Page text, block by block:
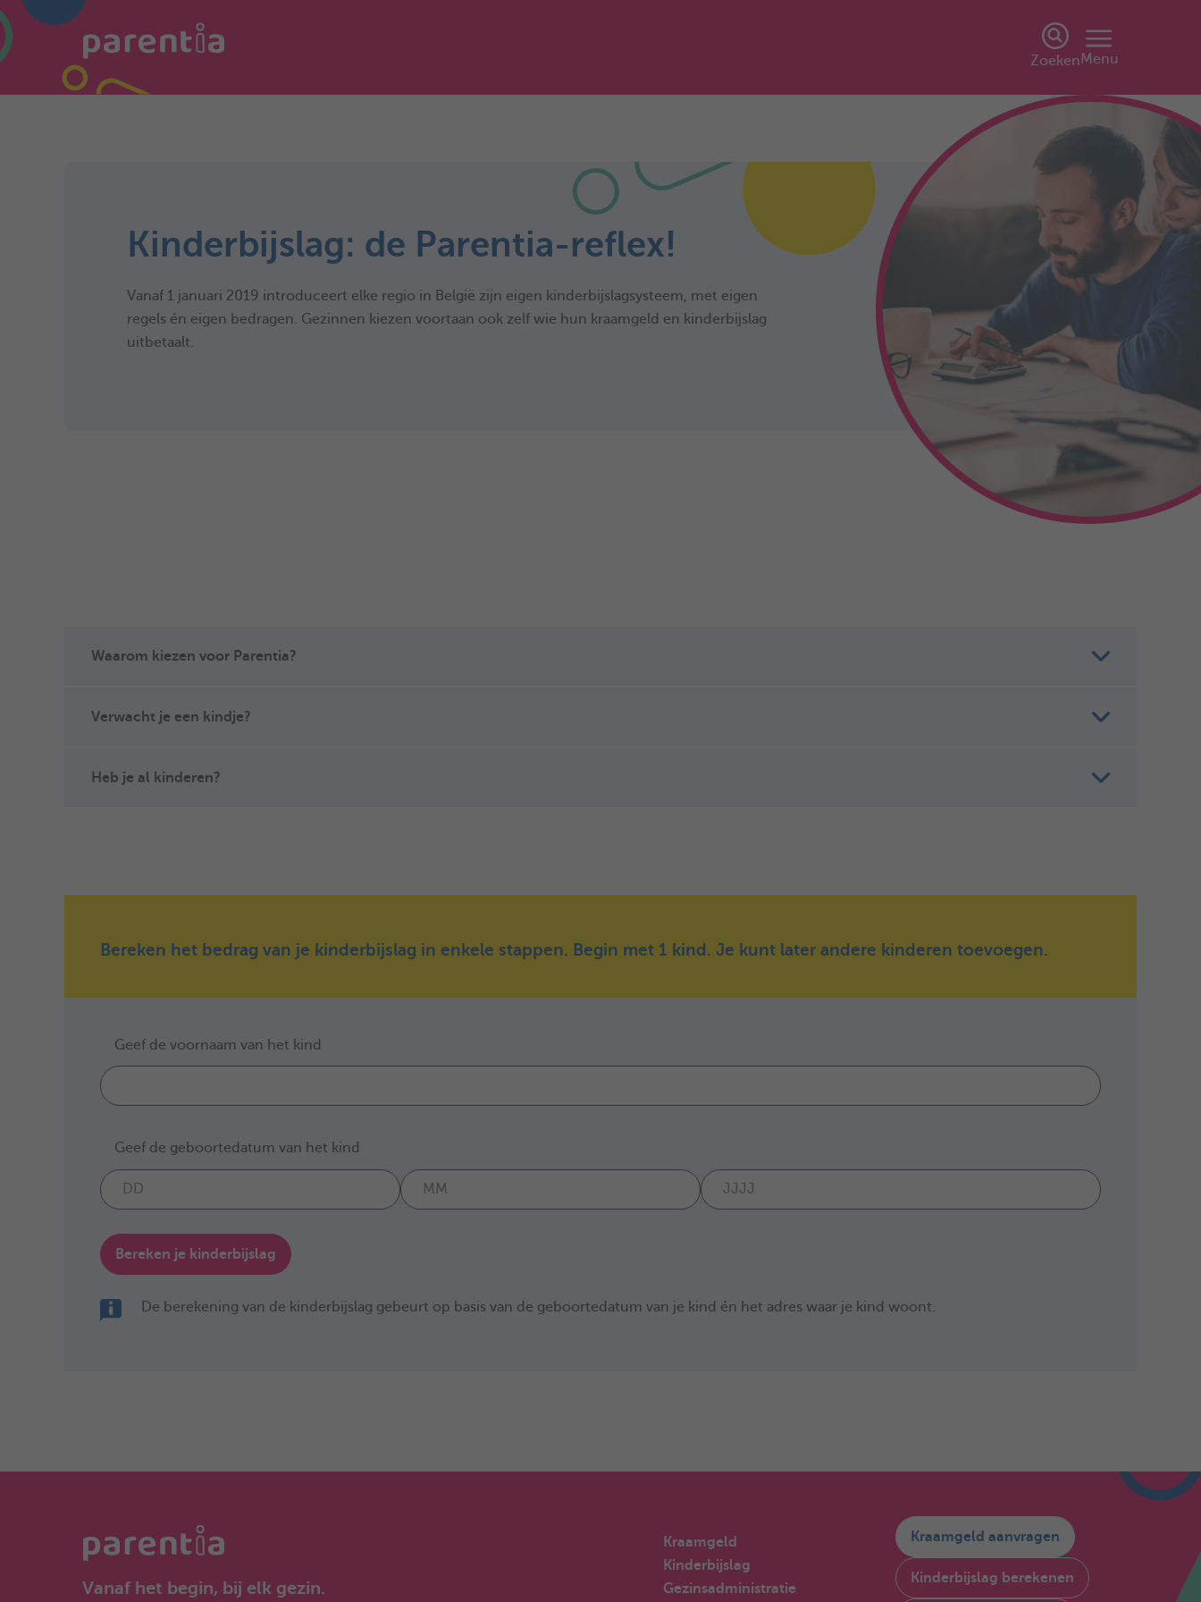
ZoekenMenu
Kinderbijslag: de Parentia-reflex!
Vanaf 1 januari 2019 introduceert elke regio in België zijn eigen kinderbijslagsysteem, met eigen
regels én eigen bedragen. Gezinnen kiezen voortaan ook zelf wie hun kraamgeld en kinderbijslag
uitbetaalt.
Waarom kiezen voor Parentia?
Verwacht je een kindje?
Heb je al kinderen?
Bereken het bedrag van je kinderbijslag in enkele stappen. Begin met 1 kind. Je kunt later andere kinderen toevoegen.
Geef de voornaam van het kind
Geef de geboortedatum van het kind
Bereken je kinderbijslag
De berekening van de kinderbijslag gebeurt op basis van de geboortedatum van je kind én het adres waar je kind woont.
Vanaf het begin, bij elk gezin.
Kraamgeld
Kinderbijslag
Gezinsadministratie
Kraamgeld aanvragen
Kinderbijslag berekenen